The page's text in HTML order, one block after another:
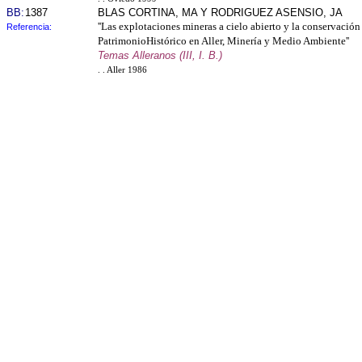
BB: 1387 BLAS CORTINA, MA Y RODRIGUEZ ASENSIO, JA
Referencia:
''Las explotaciones mineras a cielo abierto y la
PatrimonioHistórico en Aller, Minería y Medio Ambiente''
Temas Alleranos (III, I. B.)
. . Aller 1986